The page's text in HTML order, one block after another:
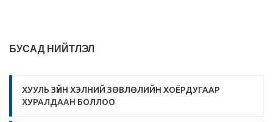
БУСАД НИЙТЛЭЛ
ХУУЛЬ ЗҮЙН ХЭЛНИЙ ЗӨВЛӨЛИЙН ХОЁРДУГААР
ХУРАЛДААН БОЛЛОО